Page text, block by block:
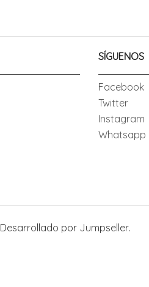
SÍGUENOS
Facebook
Twitter
Instagram
Whatsapp
Desarrollado por Jumpseller.